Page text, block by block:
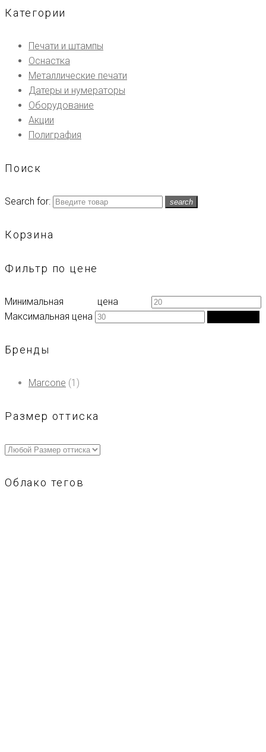
Категории
Печати и штампы
Оснастка
Металлические печати
Датеры и нумераторы
Оборудование
Акции
Полиграфия
Поиск
Search for: search
Корзина
Фильтр по цене
Минимальная цена
Максимальная цена
Бренды
Marcone (1)
Размер оттиска
Облако тегов